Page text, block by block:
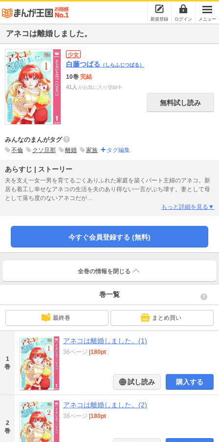
新規登録 ログイン メニュー
アネコは離婚しました。
少女
白藤つばる （しらふじつばる）
10巻 完結
41人 がお気に入り登録中
無料試し読み
みんなのまんがタグ
不倫 クソ旦那 離婚 家族 タグ編集
あらすじ | ストーリー
夫を支え一女一男を育てるごくありふれた家庭を築くパート主婦のアネコ。新
居も着工し幸せなアネコの生活を夫のあり得ない一言がぶち壊す。妻として母
として落ち度のないアネコだが…
もっと詳細を見る▼
今すぐ会員登録する (無料)
全巻の情報を 閉じる
巻一覧
最終巻 まとめ買い
1
巻
アネコは離婚しました。(1)
36ページ 180pt
試し読み 購入する
2
巻
アネコは離婚しました。(2)
38ページ 180pt